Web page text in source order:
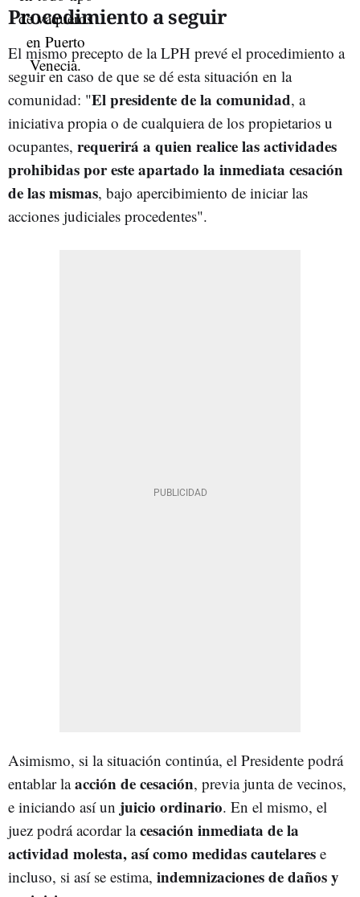
Procedimiento a seguir
El mismo precepto de la LPH prevé el procedimiento a
seguir en caso de que se dé esta situación en la
comunidad: "El presidente de la comunidad, a
iniciativa propia o de cualquiera de los propietarios u
ocupantes, requerirá a quien realice las actividades
prohibidas por este apartado la inmediata cesación
de las mismas, bajo apercibimiento de iniciar las
acciones judiciales procedentes".
Asimismo, si la situación continúa, el Presidente podrá
entablar laacción de cesación, previa junta de vecinos,
e iniciando así un juicio ordinario. En el mismo, el
juez podrá acordar lacesación inmediata de la
actividad molesta, así como medidas cautelares e
incluso, si así se estima, indemnizaciones de daños y